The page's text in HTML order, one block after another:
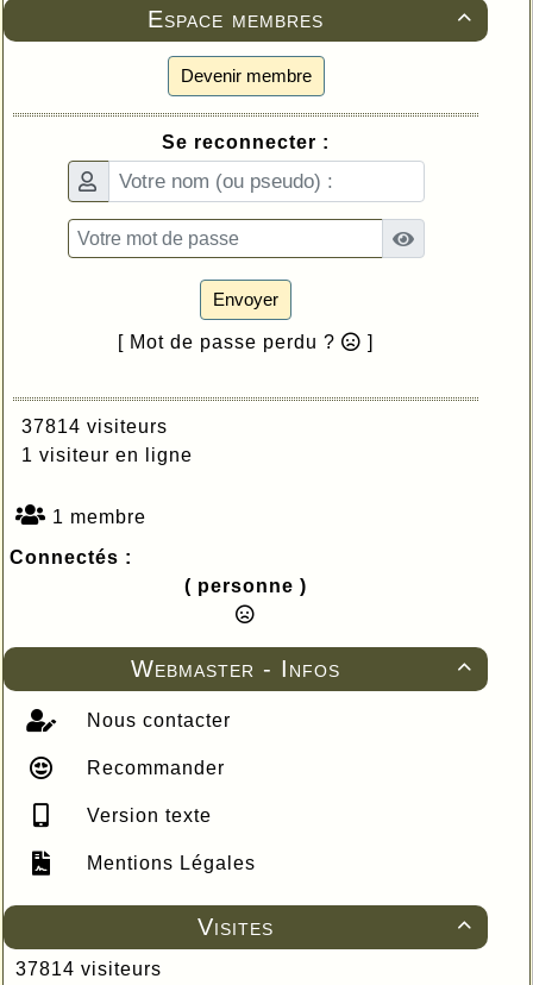

Espace membres
Devenir membre
Se reconnecter :
Envoyer
[ Mot de passe perdu ? ]
37814 visiteurs
1 visiteur en ligne
1 membre
Connectés :
( personne )

Webmaster - Infos
Nous contacter
Recommander
Version texte
Mentions Légales

Visites
37814 visiteurs